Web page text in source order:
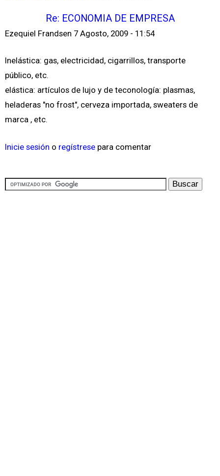
Re: ECONOMIA DE EMPRESA
Ezequiel Frandsen 7 Agosto, 2009 - 11:54
Inelástica: gas, electricidad, cigarrillos, transporte
público, etc.
elástica: artículos de lujo y de teconología: plasmas,
heladeras "no frost", cerveza importada, sweaters de
marca , etc.
Inicie sesión o regístrese para comentar